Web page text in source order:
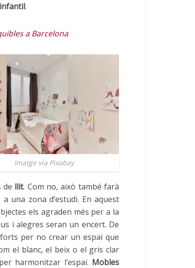
.
a Barcelona
Imatge via Pixabay
de llit. Com no, això també farà
una zona d’estudi. En aquest
els agraden més per a la
i alegres seran un encert. De
per no crear un espai que
el blanc, el beix o el gris clar
harmonitzar l’espai. Mobles